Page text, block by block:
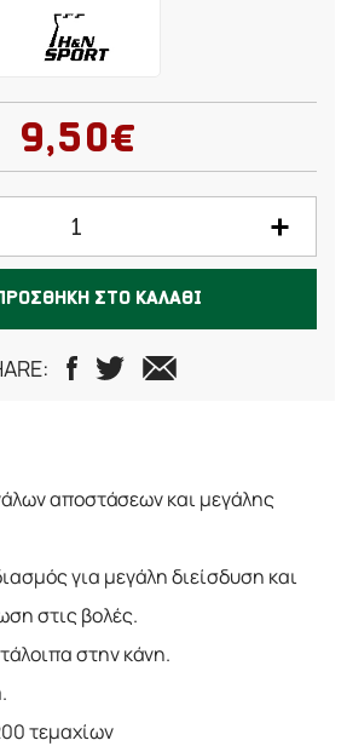
9,50€
ΣΤΟ ΚΑΛΑΘΙ
αποστάσεων και μεγάλης
για μεγάλη διείσδυση και
στις βολές.
στην κάνη.
τεμαχίων